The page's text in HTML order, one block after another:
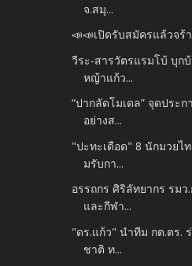
จ.สมุ...
📣📣เปิดรับสมัครแล้วจ
วีระ-สารวัตรแรมโบ้ บุก
หญ้าแก้ว...
“ปากลัดโมเดล” จุดประ
อย่างส...
"ปะทะเดือด" 8 นักมวยไ
มรับกา...
อรรถกร ศิริลัทยากร รมว
และกีฬา...
"ดร.แก้ว" นำทีม กต.ตร.
ชาติ ท...